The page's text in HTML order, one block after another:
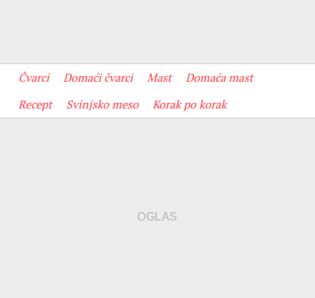
Čvarci Domaći čvarci Mast
Domaća mast
Recept
Svinjsko meso Korak po korak